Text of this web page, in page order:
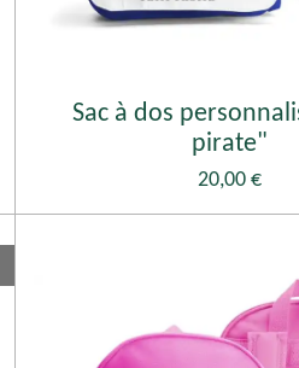
Sac à dos
pirate"
20,00 €